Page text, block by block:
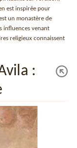
est inspirée pour
un monastère de
influences venant
religieux connaissent
: